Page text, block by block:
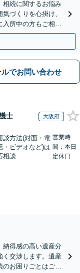
相続に関するお悩み
づくりを心掛け、
入所中の方もご相談
ルでお問い合わせ
士 大阪府
談方法(対面・電
・ビデオなど)は
相談
営業時
間：本日
定休日
納得感の高い遺産分
く交渉します。遺産
のお困りごとはご相